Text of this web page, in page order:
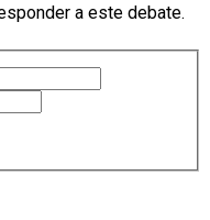
a este debate.